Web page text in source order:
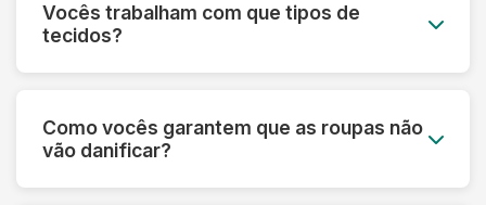
Vocês trabalham com que tipos de
tecidos?
tecidos sintéticos e técnicos. Cada material
Como vocês garantem que as roupas não
vão danificar?